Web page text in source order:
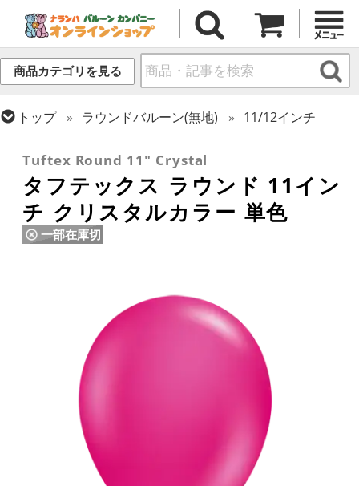
商品カテゴリを見る
トップ ラウンドバルーン(無地)
11/12インチ
Tuftex Round 11" Crystal
タフテックス ラウンド 11イン
チ クリスタルカラー 単色
一部在庫切